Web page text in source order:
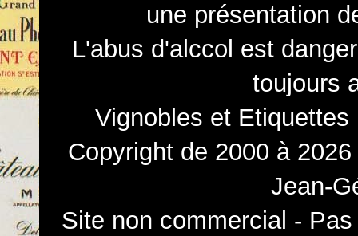
une présentation
L'abus d'alccol est
toujours
Vignobles et
Copyright de 2000 à
Jean-
Site non commercial -